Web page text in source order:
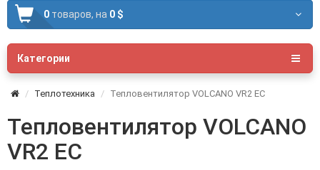
0 товаров, на 0 $
Категории
Теплотехника Тепловентилятор VOLCANO VR2 ЕС
Тепловентилятор VOLCANO
VR2 ЕС